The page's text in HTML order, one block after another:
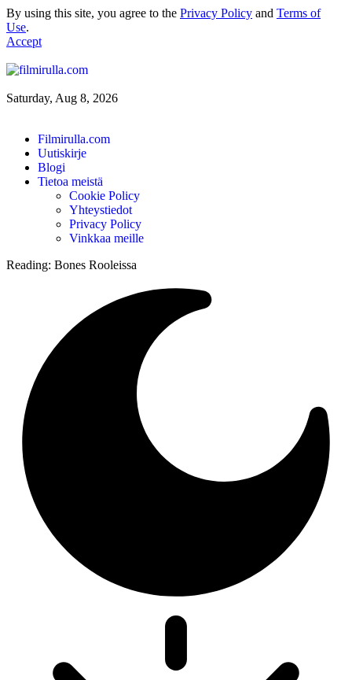
By using this site, you agree to the Privacy Policy and Terms of
Use.
Accept
Saturday, Aug 8, 2026
Filmirulla.com
Uutiskirje
Blogi
Tietoa meistä
Cookie Policy
Yhteystiedot
Privacy Policy
Vinkkaa meille
Reading: Bones Rooleissa